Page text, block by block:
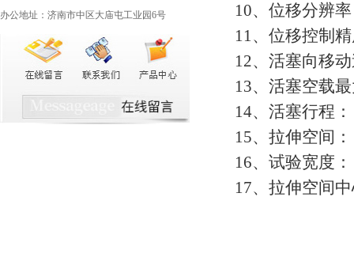
办公地址：济南市中区大庙屯工业园6号
10、位移分
11、位移控制
12、活塞向移
13、活塞空载
14、活塞行
15、拉伸空
16、试验宽
17、拉伸空间